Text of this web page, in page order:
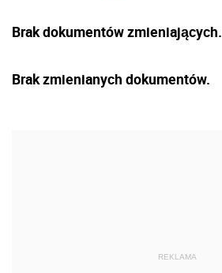
Brak dokumentów zmieniających.
Brak zmienianych dokumentów.